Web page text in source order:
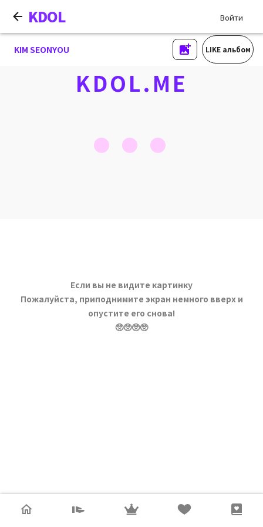
KDOL Войти
KIM SEONYOU LIKE альбом
KDOL.ME
Если вы не видите картинку
Пожалуйста, приподнимите экран немного вверх и
опустите его снова!
🥺🥺🥺🥺